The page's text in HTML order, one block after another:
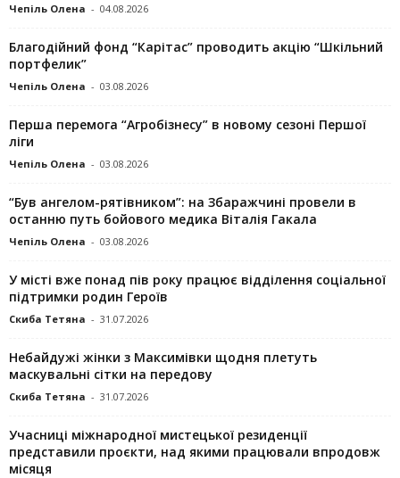
Чепіль Олена - 04.08.2026
Благодійний фонд “Карітас” проводить акцію “Шкільний
портфелик”
Чепіль Олена - 03.08.2026
Перша перемога “Агробізнесу” в новому сезоні Першої
ліги
Чепіль Олена - 03.08.2026
“Був ангелом-рятівником”: на Збаражчині провели в
останню путь бойового медика Віталія Гакала
Чепіль Олена - 03.08.2026
У місті вже понад пів року працює відділення соціальної
підтримки родин Героїв
Скиба Тетяна - 31.07.2026
Небайдужі жінки з Максимівки щодня плетуть
маскувальні сітки на передову
Скиба Тетяна - 31.07.2026
Учасниці міжнародної мистецької резиденції
представили проєкти, над якими працювали впродовж
місяця